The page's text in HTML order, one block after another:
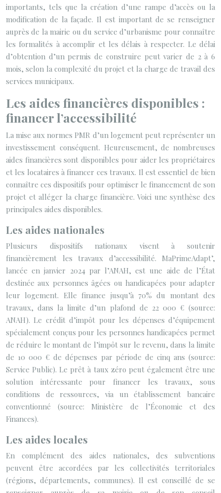
importants, tels que la création d’une rampe d’accès ou la
modification de la façade. Il est important de se renseigner
auprès de la mairie ou du service d’urbanisme pour connaître
les formalités à accomplir et les délais à respecter. Le délai
d’obtention d’un permis de construire peut varier de 2 à 6
mois, selon la complexité du projet et la charge de travail des
services municipaux.
Les aides financières disponibles :
financer l’accessibilité
La mise aux normes PMR d’un logement peut représenter un
investissement conséquent. Heureusement, de nombreuses
aides financières sont disponibles pour aider les propriétaires
et les locataires à financer ces travaux. Il est essentiel de bien
connaître ces dispositifs pour optimiser le financement de son
projet et alléger la charge financière. Voici une synthèse des
principales aides disponibles.
Les aides nationales
Plusieurs dispositifs nationaux visent à soutenir
financièrement les travaux d’accessibilité. MaPrimeAdapt’,
lancée en janvier 2024 par l’ANAH, est une aide de l’État
destinée aux personnes âgées ou handicapées pour adapter
leur logement. Elle finance jusqu’à 70% du montant des
travaux, dans la limite d’un plafond de 22 000 € (source:
ANAH). Le crédit d’impôt pour les dépenses d’équipement
spécialement conçus pour les personnes handicapées permet
de réduire le montant de l’impôt sur le revenu, dans la limite
de 10 000 € de dépenses par période de cinq ans (source:
Service Public). Le prêt à taux zéro peut également être une
solution intéressante pour financer les travaux, sous
conditions de ressources, via un établissement bancaire
conventionné (source: Ministère de l’Économie et des
Finances).
Les aides locales
En complément des aides nationales, des subventions
peuvent être accordées par les collectivités territoriales
(régions, départements, communes). Il est conseillé de se